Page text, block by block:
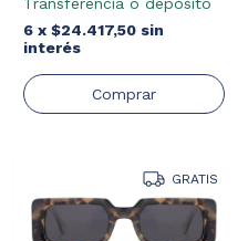
6 x $24.417,50 sin
interés
GRATIS